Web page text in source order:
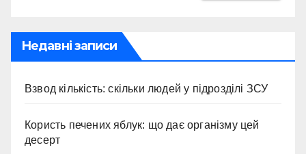
Недавні записи
Взвод кількість: скільки людей у підрозділі ЗСУ
Користь печених яблук: що дає організму цей
десерт